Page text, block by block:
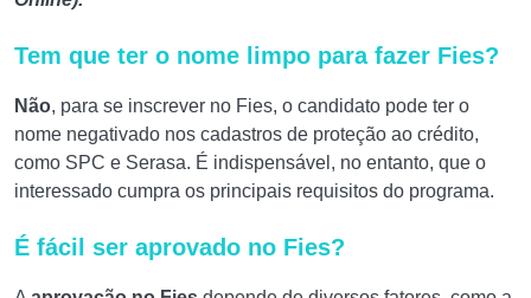
Tem que ter o nome limpo para fazer Fies?
Não, para se inscrever no Fies, o candidato pode ter o
nome negativado nos cadastros de proteção ao crédito,
como SPC e Serasa. É indispensável, no entanto, que o
interessado cumpra os principais requisitos do programa.
É fácil ser aprovado no Fies?